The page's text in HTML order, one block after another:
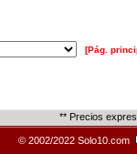
[Pág.
** Precios
© 2002/2022 Solo10.com